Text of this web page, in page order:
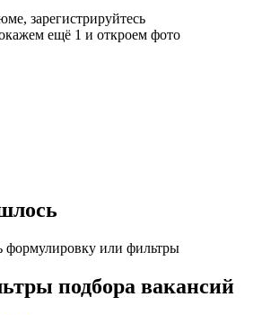
зарегистрируйтесь
ещё 1 и откроем фото
формулировку или фильтры
подбора вакансий